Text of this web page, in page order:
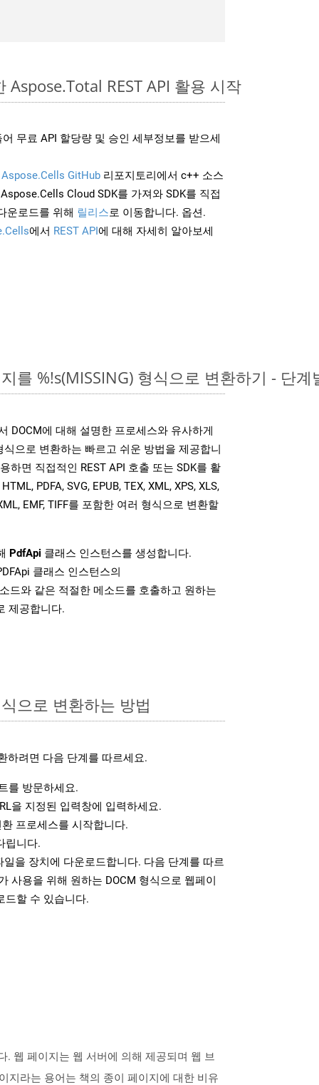
Aspose.Total REST API 활용 시작
무료 API 할당량 및 승인 세부정보를 받으세
Aspose.Cells GitHub 리포지토리에서 c++ 소스
Cloud SDK를 가져와 SDK를 직접
운로드를 위해 릴리스로 이동합니다. 옵션.
에서 REST API에 대해 자세히 알아보세
를 %!s(MISSING) 형식으로 변환하기 - 단계
DOCM에 대해 설명한 프로세스와 유사하게
으로 변환하는 빠르고 쉬운 방법을 제공합니
하면 직접적인 REST API 호출 또는 SDK를 활
PDFA, SVG, EPUB, TEX, XML, XPS, XLS,
EMF, TIFF를 포함한 여러 형식으로 변환할
PdfApi 클래스 인스턴스를 생성합니다.
클래스 인스턴스의
드와 같은 적절한 메소드를 호출하고 원하는
제공합니다.
으로 변환하는 방법
하려면 다음 단계를 따르세요.
를 방문하세요.
을 지정된 입력창에 입력하세요.
프로세스를 시작합니다.
립니다.
일을 장치에 다운로드합니다. 다음 단계를 따르
사용을 위해 원하는 DOCM 형식으로 웹페이
드할 수 있습니다.
웹 페이지는 웹 서버에 의해 제공되며 웹 브
지라는 용어는 책의 종이 페이지에 대한 비유